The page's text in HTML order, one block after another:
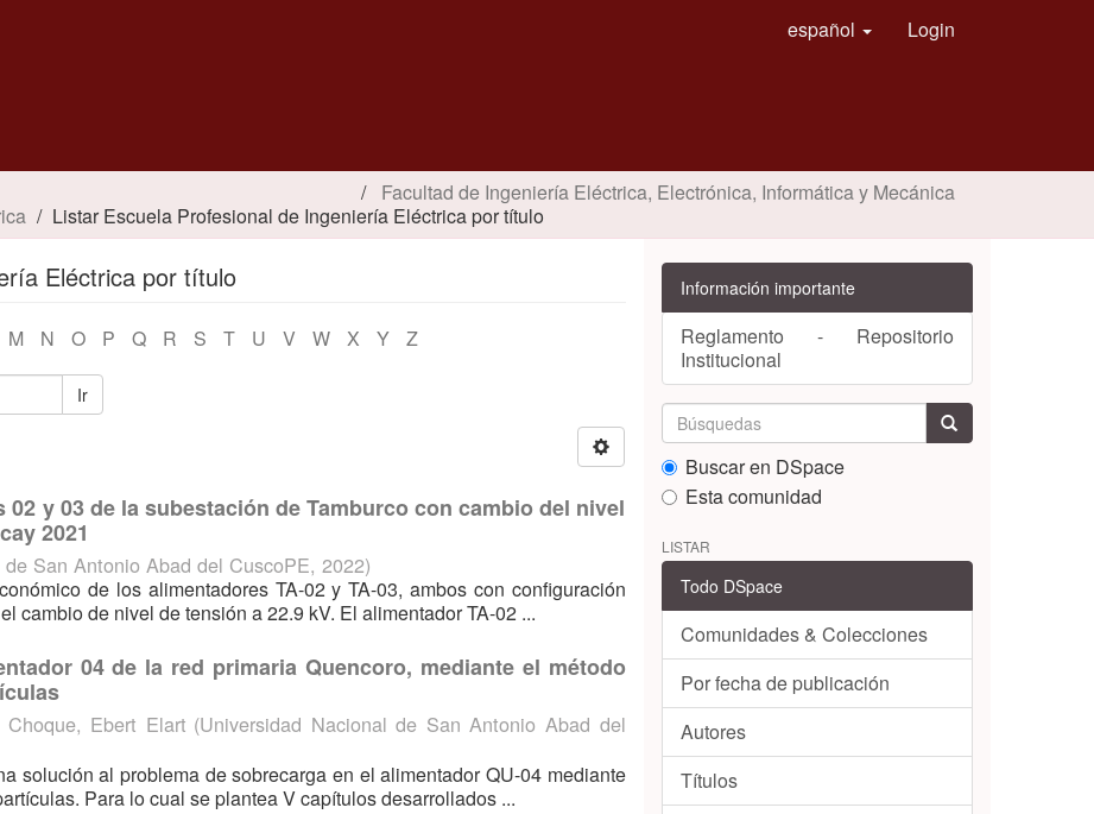
español Login
Facultad de Ingeniería Eléctrica, Electrónica, Informática y Mecánica
Listar Escuela Profesional de Ingeniería Eléctrica por título
Eléctrica por título
M N O P Q R S T U V W X Y Z
Ir
y 03 de la subestación de Tamburco con cambio del nivel
2021
San Antonio Abad del CuscoPE, 2022)
de los alimentadores TA-02 y TA-03, ambos con configuración
cambio de nivel de tensión a 22.9 kV. El alimentador TA-02 ...
04 de la red primaria Quencoro, mediante el método
Choque, Ebert Elart (Universidad Nacional de San Antonio Abad del
solución al problema de sobrecarga en el alimentador QU-04 mediante
Para lo cual se plantea V capítulos desarrollados ...
Información importante
Reglamento - Repositorio
Institucional
Buscar en DSpace
Esta comunidad
LISTAR
Todo DSpace
Comunidades & Colecciones
Por fecha de publicación
Autores
Títulos